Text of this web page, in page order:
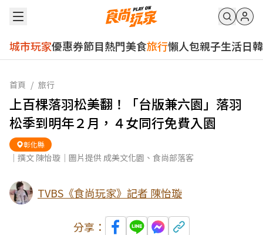
城市玩家優惠券節目熱門美食旅行懶人包親子生活日韓
首頁 / 旅行
上百棵落羽松美翻！「台版兼六園」落羽
松季到明年２月，４女同行免費入園
彰化縣
｜撰文 陳怡璇｜圖片提供 成美文化園、食尚部落客
TVBS《食尚玩家》記者 陳怡璇
分享：